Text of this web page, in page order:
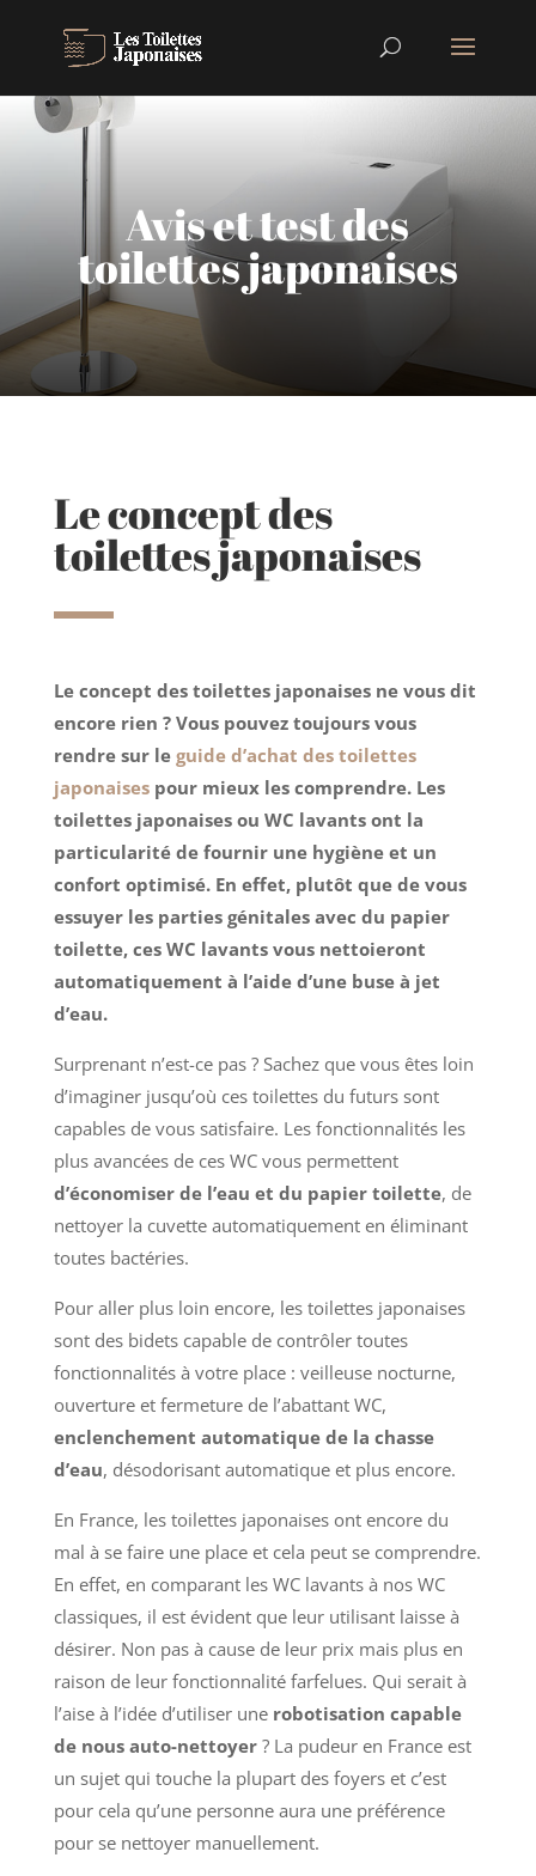
Avis et test des
toilettes japonaises
Le concept des
toilettes japonaises
Le concept des toilettes japonaises ne vous dit
encore rien ? Vous pouvez toujours vous
rendre sur le guide d’achat des toilettes
japonaisespour mieux les comprendre. Les
toilettes japonaises ou WC lavants ont la
particularité de fournir une hygiène et un
confort optimisé. En effet, plutôt que de vous
essuyer les parties génitales avec du papier
toilette, ces WC lavants vous nettoieront
automatiquement à l’aide d’une buse à jet
d’eau.
Surprenant n’est-ce pas ? Sachez que vous êtes loin
d’imaginer jusqu’où ces toilettes du futurs sont
capables de vous satisfaire. Les fonctionnalités les
plus avancées de ces WC vous permettent
d’économiser de l’eau et du papier toilette, de
nettoyer la cuvette automatiquement en éliminant
toutes bactéries.
Pour aller plus loin encore, les toilettes japonaises
sont des bidets capable de contrôler toutes
fonctionnalités à votre place : veilleuse nocturne,
ouverture et fermeture de l’abattant WC,
enclenchement automatique de la chasse
d’eau, désodorisant automatique et plus encore.
En France, les toilettes japonaises ont encore du
mal à se faire une place et cela peut se comprendre.
En effet, en comparant les WC lavants à nos WC
classiques, il est évident que leur utilisant laisse à
désirer. Non pas à cause de leur prix mais plus en
raison de leur fonctionnalité farfelues. Qui serait à
l’aise à l’idée d’utiliser une robotisation capable
de nous auto-nettoyer? La pudeur en France est
un sujet qui touche la plupart des foyers et c’est
pour cela qu’une personne aura une préférence
pour se nettoyer manuellement.